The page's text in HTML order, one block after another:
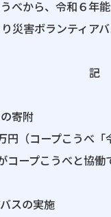
べから、令和６年
災害ボランティア
寄附
（コープこうべ「
ープこうべと協働
スの実施